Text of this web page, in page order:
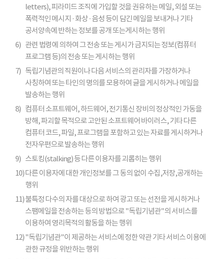
letters), 피라미드 조직에 가입할 것을 권유하는 메일, 외설 또는
폭력적인 메시지 · 화상 · 음성 등이 담긴 메일을 보내거나 기타
공서양속에 반하는 정보를 공개 또는게시하는 행위
6) 관련 법령에 의하여 그 전송 또는 게시가 금지되는 정보(컴퓨터
프로그램 등)의 전송 또는 게시하는 행위
7) 독립기념관의 직원이나 다음 서비스의 관리자를 가장하거나
사칭하여 또는 타인의 명의를 모용하여 글을 게시하거나 메일을
발송하는 행위
8) 컴퓨터 소프트웨어, 하드웨어, 전기통신 장비의 정상적인 가동을
방해, 파괴할 목적으로 고안된 소프트웨어 바이러스, 기타 다른
컴퓨터 코드, 파일, 프로그램을 포함하고 있는 자료를 게시하거나
전자우편으로 발송하는 행위
9) 스토킹(stalking) 등 다른 이용자를 괴롭히는 행위
10)다른 이용자에 대한 개인정보를 그 동의 없이 수집,저장,공개하는
행위
11)불특정 다수의 자를 대상으로 하여 광고 또는 선전을 게시하거나
스팸메일을 전송하는 등의 방법으로 "독립기념관"의 서비스를
이용하여 영리목적의 활동을 하는 행위
12)"독립기념관"이 제공하는 서비스에 정한 약관 기타 서비스 이용에
관한 규정을 위반하는 행위